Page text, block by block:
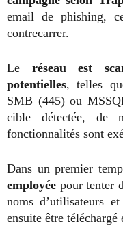
email de phishing,
contrecarrer.
Le réseau est
potentielles, telles
SMB (445) ou
cible détectée, de
fonctionnalités sont
Dans un premier
employée pour tenter
noms d’utilisateurs
ensuite être